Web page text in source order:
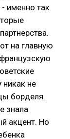
именно так
на главную
никак не
борделя.
знала
акцент. Но